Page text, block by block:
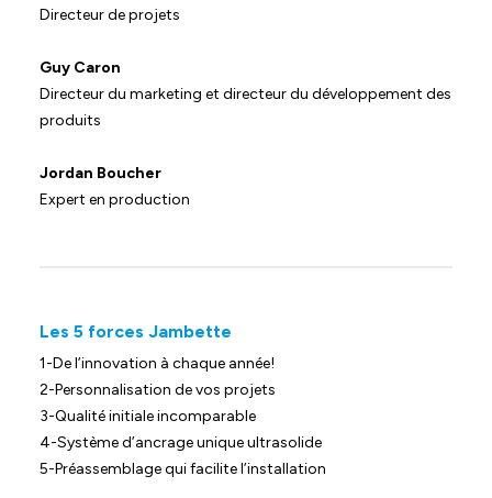
Directeur de projets
Guy Caron
Directeur du marketing et directeur du développement des
produits
Jordan Boucher
Expert en production
Les 5 forces Jambette
1-De l’innovation à chaque année!
2-Personnalisation de vos projets
3-Qualité initiale incomparable
4-Système d’ancrage unique ultrasolide
5-Préassemblage qui facilite l’installation